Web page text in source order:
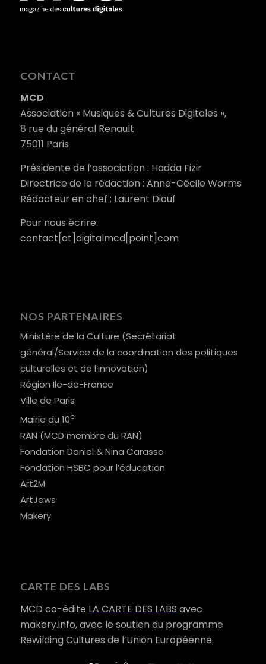
CONTACT
MCD
Association « Musiques & Cultures Digitales »,
8 rue du général Renault
75011 Paris
Présidente de l’association : Hadda Fizir
Directrice de la rédaction : Anne-Cécile Worms
Rédacteur en chef : Laurent Diouf
Pour nous écrire:
contact[at]digitalmcd[point]com
NOS PARTENAIRES
Ministère de la Culture (Secrétariat
général/Service de la coordination des politiques
culturelles et de l’innovation)
Région Ile-de-France
Ville de Paris
Mairie du 10e
RAN (MCD membre du RAN)
Fondation Daniel & Nina Carasso
Fondation HSBC pour l’éducation
Art2M
ArtJaws
Makery
CARTE DES LABS
MCD co-édite LA CARTE DES LABS avec
makery.info, avec le soutien du programme
Rewilding Cultures de l’Union Européenne.